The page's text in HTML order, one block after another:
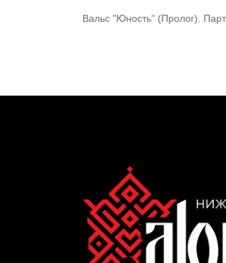
Вальс "Юность" (Пролог).